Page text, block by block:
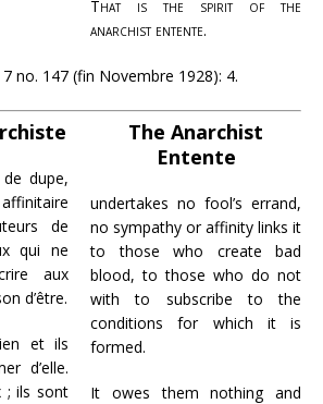
That is the spirit of the
anarchist entente.
no. 147 (fin Novembre 1928): 4.
dupe,
de
qui ne
aux
d’être.
et ils
d’elle.
; ils sont
The Anarchist
Entente
undertakes no fool’s errand,
no sympathy or affinity links it
to those who create bad
blood, to those who do not
with to subscribe to the
conditions for which it is
formed.
It owes them nothing and